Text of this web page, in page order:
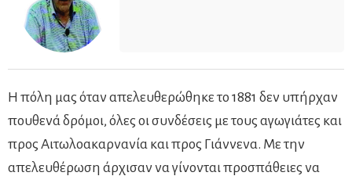
Η πόλη μας όταν απελευθερώθηκε το 1881 δεν υπήρχαν
πουθενά δρόμοι, όλες οι συνδέσεις με τους αγωγιάτες και
προς Αιτωλοακαρνανία και προς Γιάννενα. Με την
απελευθέρωση άρχισαν να γίνονται προσπάθειες να